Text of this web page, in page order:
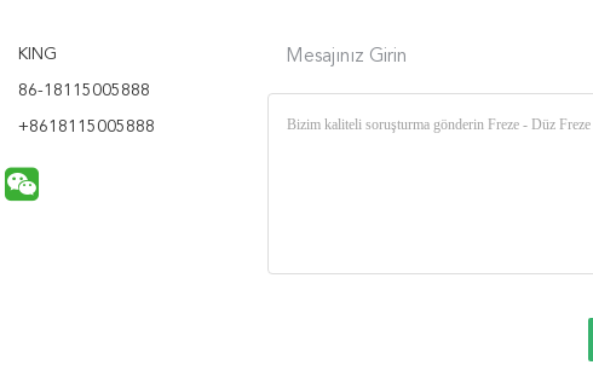
KING
86-18115005888
+8618115005888
Mesajınız Girin